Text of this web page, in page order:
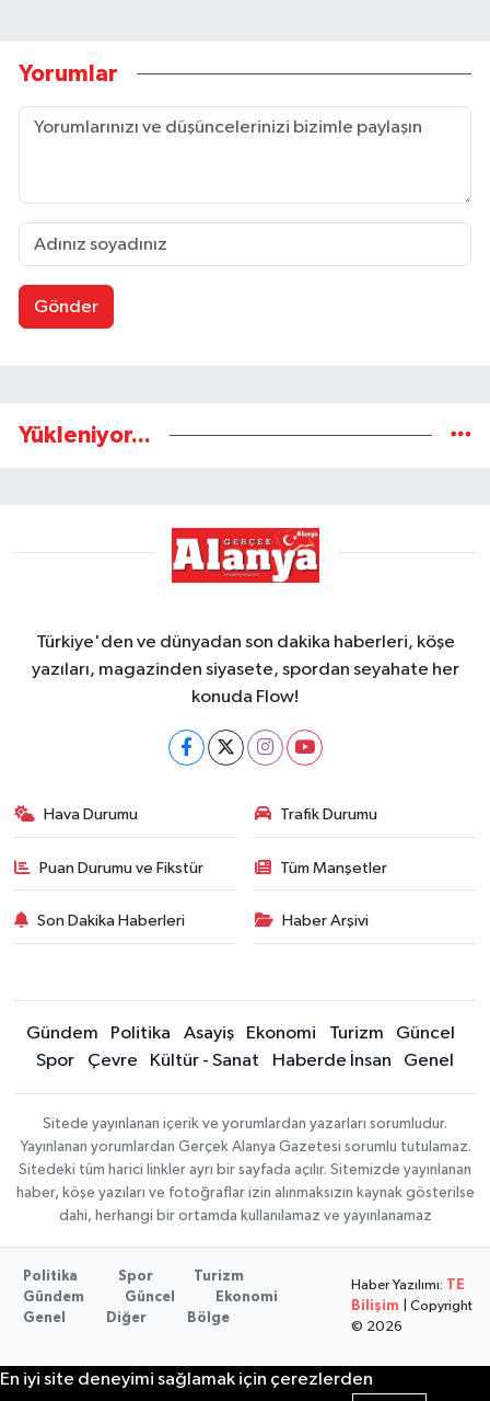
Yorumlar
Gönder
Yükleniyor...
Türkiye'den ve dünyadan son dakika haberleri, köşe
yazıları, magazinden siyasete, spordan seyahate her
konuda Flow!
Hava Durumu Trafik Durumu
Puan Durumu ve Fikstür Tüm Manşetler
Son Dakika Haberleri Haber Arşivi
Gündem Politika Asayiş Ekonomi Turizm
Güncel
Spor
Çevre Kültür - Sanat Haberde İnsan Genel
Sitede yayınlanan içerik ve yorumlardan yazarları sorumludur.
Yayınlanan yorumlardan Gerçek Alanya Gazetesi sorumlu tutulamaz.
Sitedeki tüm harici linkler ayrı bir sayfada açılır. Sitemizde yayınlanan
haber, köşe yazıları ve fotoğraflar izin alınmaksızın kaynak gösterilse
dahi, herhangi bir ortamda kullanılamaz ve yayınlanamaz
Politika Spor
Turizm
Gündem
Güncel
Ekonomi
Genel
Diğer Bölge
Haber Yazılımı: TE
Bilişim | Copyright
© 2026
En iyi site deneyimi sağlamak için çerezlerden